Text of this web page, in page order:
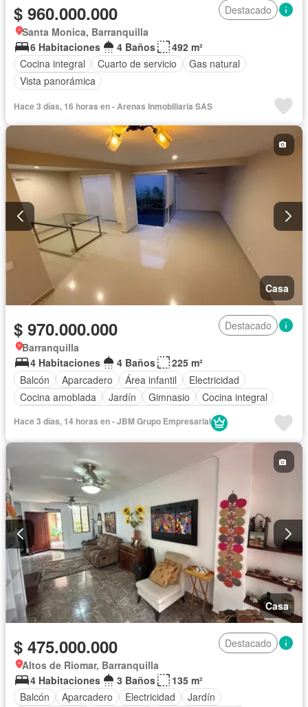
$ 960.000.000
Destacado
Santa Monica, Barranquilla
6 Habitaciones
4 Baños
492 m²
Cocina integral
Cuarto de servicio
Gas natural
Vista panorámica
Hace 3 días, 16 horas en - Arenas Inmobiliaria SAS
Casa
$ 970.000.000
Destacado
Barranquilla
4 Habitaciones
4 Baños
225 m²
Balcón
Aparcadero Área infantil
Electricidad
Cocina amoblada
Jardín Gimnasio
Cocina integral
Seguridad privada
Agua Patio
Hace 3 días, 14 horas en - JBM Grupo Empresarial
Casa
$ 475.000.000
Destacado
Altos de Riomar, Barranquilla
4 Habitaciones
3 Baños
135 m²
Balcón
Aparcadero Electricidad
Jardín